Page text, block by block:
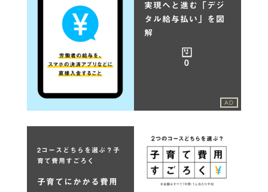
実現へと進む「デジ
タル給与払い」を図
解
0
AD
2コースどちらを選ぶ？子
育て費用すごろく
子育てにかかる費用